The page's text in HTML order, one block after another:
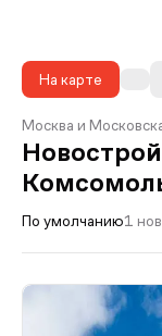
На карте
Москва и
По умолчанию1